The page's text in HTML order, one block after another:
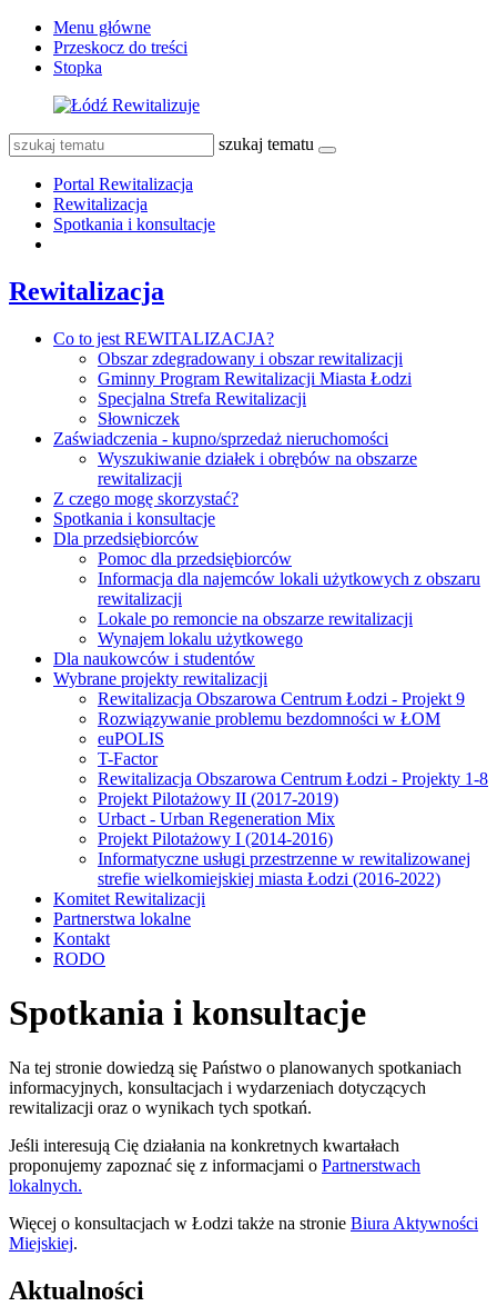
Menu główne
Przeskocz do treści
Stopka
szukaj tematu
Portal Rewitalizacja
Rewitalizacja
Spotkania i konsultacje
Rewitalizacja
Co to jest REWITALIZACJA?
Obszar zdegradowany i obszar rewitalizacji
Gminny Program Rewitalizacji Miasta Łodzi
Specjalna Strefa Rewitalizacji
Słowniczek
Zaświadczenia - kupno/sprzedaż nieruchomości
Wyszukiwanie działek i obrębów na obszarze
rewitalizacji
Z czego mogę skorzystać?
Spotkania i konsultacje
Dla przedsiębiorców
Pomoc dla przedsiębiorców
Informacja dla najemców lokali użytkowych z obszaru
rewitalizacji
Lokale po remoncie na obszarze rewitalizacji
Wynajem lokalu użytkowego
Dla naukowców i studentów
Wybrane projekty rewitalizacji
Rewitalizacja Obszarowa Centrum Łodzi - Projekt 9
Rozwiązywanie problemu bezdomności w ŁOM
euPOLIS
T-Factor
Rewitalizacja Obszarowa Centrum Łodzi - Projekty 1-8
Projekt Pilotażowy II (2017-2019)
Urbact - Urban Regeneration Mix
Projekt Pilotażowy I (2014-2016)
Informatyczne usługi przestrzenne w rewitalizowanej
strefie wielkomiejskiej miasta Łodzi (2016-2022)
Komitet Rewitalizacji
Partnerstwa lokalne
Kontakt
RODO
Spotkania i konsultacje
Na tej stronie dowiedzą się Państwo o planowanych spotkaniach
informacyjnych, konsultacjach i wydarzeniach dotyczących
rewitalizacji oraz o wynikach tych spotkań.
Jeśli interesują Cię działania na konkretnych kwartałach
proponujemy zapoznać się z informacjami o Partnerstwach
lokalnych.
Więcej o konsultacjach w Łodzi także na stronie Biura Aktywności
Miejskiej.
Aktualności